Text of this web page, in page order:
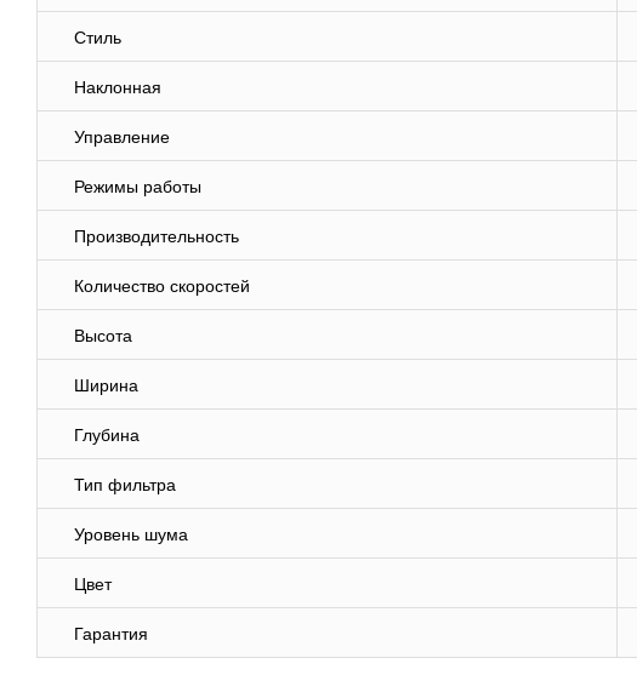
Стиль
Наклонная
Управление
Режимы работы
Производительность
Количество скоростей
Высота
Ширина
Глубина
Тип фильтра
Уровень шума
Цвет
Гарантия